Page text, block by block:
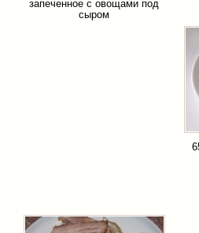
запеченное с овощами под
сыром